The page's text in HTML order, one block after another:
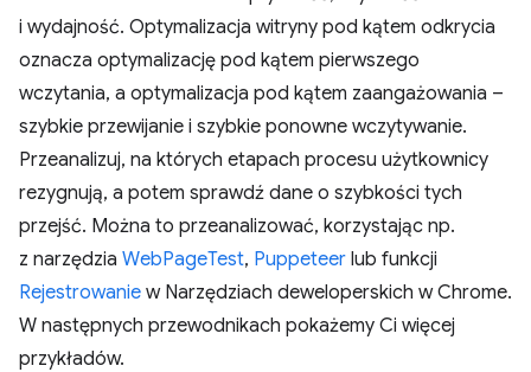
i wydajność. Optymalizacja witryny pod kątem odkrycia
oznacza optymalizację pod kątem pierwszego
wczytania, a optymalizacja pod kątem zaangażowania –
szybkie przewijanie i szybkie ponowne wczytywanie.
Przeanalizuj, na których etapach procesu użytkownicy
rezygnują, a potem sprawdź dane o szybkości tych
przejść. Można to przeanalizować, korzystając np.
z narzędzia WebPageTest, Puppeteer lub funkcji
Rejestrowanie w Narzędziach deweloperskich w Chrome.
W następnych przewodnikach pokażemy Ci więcej
przykładów.